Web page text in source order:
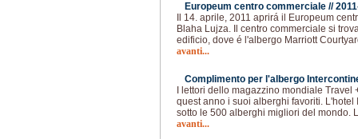
Europeum centro commerciale //
Il 14. aprile, 2011 aprirá il Europeum
Blaha Lujza. Il centro commerciale si
edificio, dove é l'albergo Marriott
avanti...
Complimento per l'albergo
I lettori dello magazzino mondiale
quest anno i suoi alberghi favoriti.
sotto le 500 alberghi migliori del mondo.
avanti...